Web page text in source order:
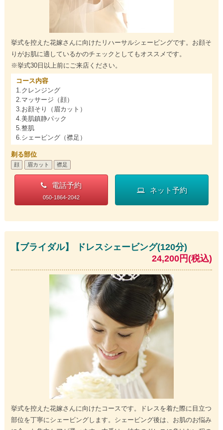
挙式を控えた花嫁さんに向けたリハーサルシェービングです。お顔そ
りがお肌に適しているかのチェックとしてもオススメです。
※挙式30日以上前にご来店ください。
コース内容
1.クレンジング
2.マッサージ（顔）
3.お顔そり（眉カット）
4.美肌鎮静パック
5.整肌
6.シェービング（襟足）
剃る部位
顔 眉カット 襟足
電話予約
050-1864-2042
ネット予約
【ブライダル】 ドレスシェービング(120分)
24,200円(税込)
挙式を控えた花嫁さんに向けたコースです。ドレスを着た際に目立つ
部位を丁寧にシェービングします。シェービング後は、お肌のお悩み